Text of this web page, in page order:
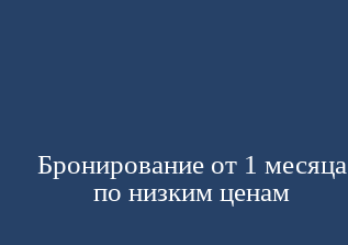
Бронирование от 1 месяца
по низким ценам